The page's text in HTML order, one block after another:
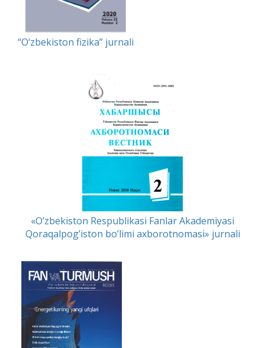
“O‘zbekiston fizika” jurnali
«O’zbekiston Respublikasi Fanlar Akademiyasi
Qoraqalpog’iston bo’limi axborotnomasi» jurnali